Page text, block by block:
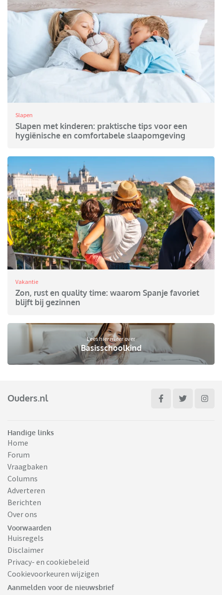
Slapen
Slapen met kinderen: praktische tips voor een
hygiënische en comfortabele slaapomgeving
Vakantie
Zon, rust en quality time: waarom Spanje favoriet
blijft bij gezinnen
Lees hier meer over
Basisschoolkind
Ouders.nl
Handige links
Home
Forum
Vraagbaken
Columns
Adverteren
Berichten
Over ons
Voorwaarden
Huisregels
Disclaimer
Privacy- en cookiebeleid
Cookievoorkeuren wijzigen
Aanmelden voor de nieuwsbrief